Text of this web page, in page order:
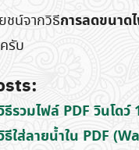
ชน์จากวิธีการลดขนาด
รับ
รวมไฟล์ PDF วินโดว์
ใส่ลายน้ำใน PDF